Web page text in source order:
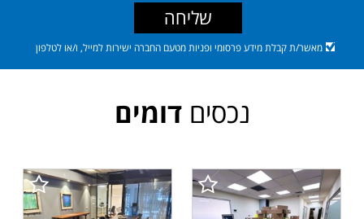
מאשר/ת קבלת מידע פרסומי ופניות מטעם החברה ישירות למייל, ו/או לטלפון
שליחה
נכסיםדומים